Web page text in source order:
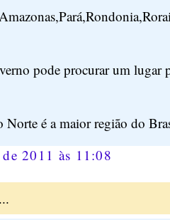
pode procurar um lugar
Norte é a maior região do
2011 às 11:08